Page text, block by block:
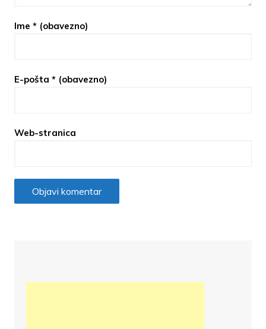
Ime * (obavezno)
E-pošta * (obavezno)
Web-stranica